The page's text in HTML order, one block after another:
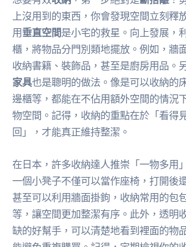
上沒用到的東西，你會發現空間立刻釋
用垂直空間是小宅的救星。向上發展，
櫃，將物品分門別類地擺放。例如，牆
收納書籍、裝飾品，甚至是廚房用品。
家具也是聰明的做法。像是可以收納的
邊櫃等，都能在不佔用額外空間的情況
物空間。記得，收納的重點在於「看得
回」，才能真正維持整潔。
在日本，許多收納達人推崇「一物多用
一個小凳子不僅可以當作座椅，打開後
甚至可以利用牆面掛鉤，收納常用的包
等，讓空間更加整潔有序。此外，透明
缺的好幫手，可以清楚地看到裡面的物